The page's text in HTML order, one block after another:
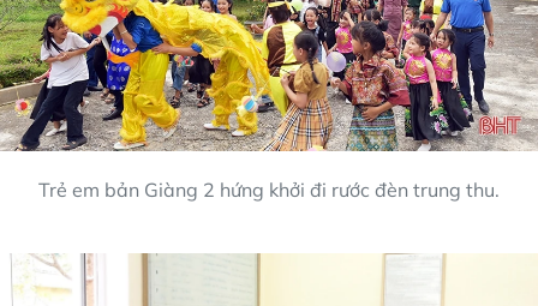
Trẻ em bản Giàng 2 hứng khởi đi rước đèn trung thu.